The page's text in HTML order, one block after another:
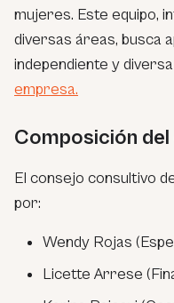
mujeres. Este equipo,
diversas áreas, busca
independiente y
empresa.
Composición
El consejo consultivo
por:
Wendy Rojas
Licette Arrese